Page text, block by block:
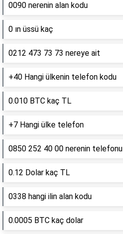
0090 nerenin alan kodu
0 ın üssü kaç
0212 473 73 73 nereye ait
+40 Hangi ülkenin telefon kodu
0.010 BTC kaç TL
+7 Hangi ülke telefon
0850 252 40 00 nerenin telefonu
0.12 Dolar kaç TL
0338 hangi ilin alan kodu
0.0005 BTC kaç dolar